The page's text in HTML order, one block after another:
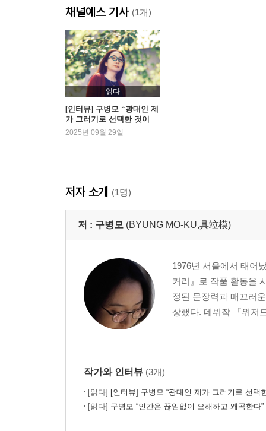
채널예스 기사 (1개)
읽다
[인터뷰] 구병모 “광대인 제
가 그러기로 선택한 것이
죠.”
2025년 09월 29일
저자 소개 (1명)
저 : 구병모 (BYUNG MO-KU,具竝模)
1976년 서울에서 태어
커리』로 작품 활동을
정된 문장력과 매끄러
상했다. 데뷔작 『위저
작가와 인터뷰 (3개)
[읽다] [인터뷰] 구병모 “광대인 제가 그러기로 선택
[읽다] 구병모 “인간은 끊임없이 오해하고 왜곡한다”